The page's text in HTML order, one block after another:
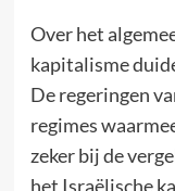
Over het
kapitalisme
De regeringen
regimes
zeker bij de
het Israëlische